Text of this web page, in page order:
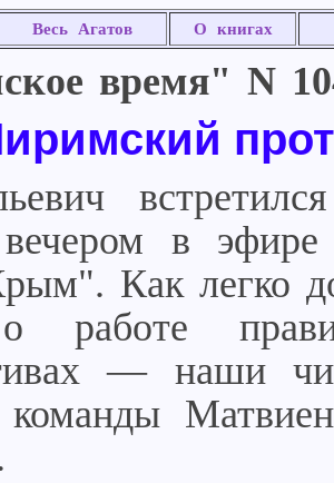
Весь Агатов О книгах
время" N
вечером в
Как легко
работе
— наши